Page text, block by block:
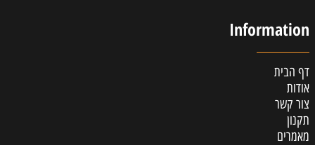
Information
דף הבית
אודות
צור קשר
תקנון
מאמרים